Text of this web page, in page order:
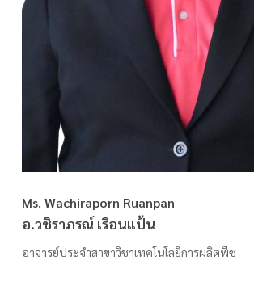
Ms. Wachiraporn Ruanpan
อ.วชิราภรณ์ เรือนแป้น
อาจารย์ประจำสาขาวิชาเทคโนโลยีการผลิตพืช